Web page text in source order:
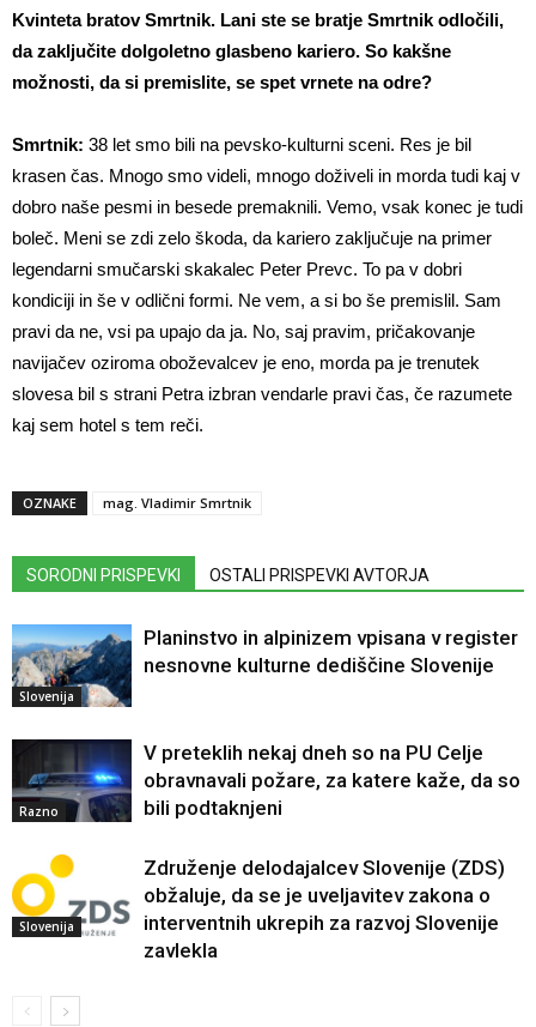
Kvinteta bratov Smrtnik. Lani ste se bratje Smrtnik odločili,
da zaključite dolgoletno glasbeno kariero. So kakšne
možnosti, da si premislite, se spet vrnete na odre?
Smrtnik: 38 let smo bili na pevsko-kulturni sceni. Res je bil
krasen čas. Mnogo smo videli, mnogo doživeli in morda tudi kaj v
dobro naše pesmi in besede premaknili. Vemo, vsak konec je tudi
boleč. Meni se zdi zelo škoda, da kariero zaključuje na primer
legendarni smučarski skakalec Peter Prevc. To pa v dobri
kondiciji in še v odlični formi. Ne vem, a si bo še premislil. Sam
pravi da ne, vsi pa upajo da ja. No, saj pravim, pričakovanje
navijačev oziroma oboževalcev je eno, morda pa je trenutek
slovesa bil s strani Petra izbran vendarle pravi čas, če razumete
kaj sem hotel s tem reči.
OZNAKE mag. Vladimir Smrtnik
SORODNI PRISPEVKI OSTALI PRISPEVKI AVTORJA
Slovenija
Planinstvo in alpinizem vpisana v register
nesnovne kulturne dediščine Slovenije
Razno
V preteklih nekaj dneh so na PU Celje
obravnavali požare, za katere kaže, da so
bili podtaknjeni
Slovenija
Združenje delodajalcev Slovenije (ZDS)
obžaluje, da se je uveljavitev zakona o
interventnih ukrepih za razvoj Slovenije
zavlekla